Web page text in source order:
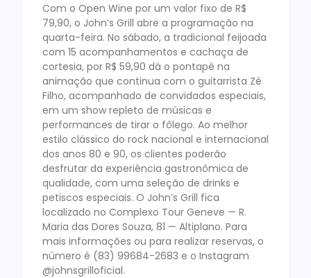
Com o Open Wine por um valor fixo de R$
79,90, o John’s Grill abre a programação na
quarta-feira. No sábado, a tradicional feijoada
com 15 acompanhamentos e cachaça de
cortesia, por R$ 59,90 dá o pontapé na
animação que continua com o guitarrista Zé
Filho, acompanhado de convidados especiais,
em um show repleto de músicas e
performances de tirar o fôlego. Ao melhor
estilo clássico do rock nacional e internacional
dos anos 80 e 90, os clientes poderão
desfrutar da experiência gastronômica de
qualidade, com uma seleção de drinks e
petiscos especiais. O John’s Grill fica
localizado no Complexo Tour Geneve — R.
Maria das Dores Souza, 81 — Altiplano. Para
mais informações ou para realizar reservas, o
número é (83) 99684-2683 e o Instagram
@johnsgrilloficial.